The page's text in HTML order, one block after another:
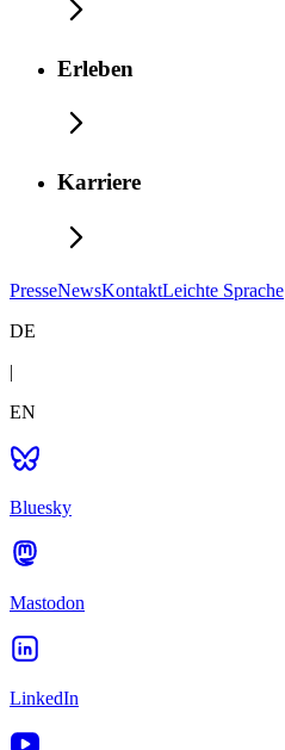
Erleben
Karriere
PresseNewsKontaktLeichte Sprache
DE
|
EN
Bluesky
Mastodon
LinkedIn